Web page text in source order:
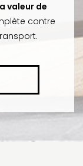
valeur de
contre